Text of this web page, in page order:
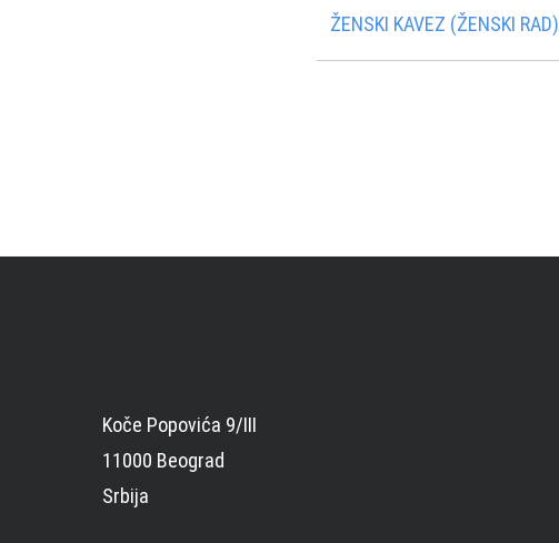
ŽENSKI KAVEZ (ŽENSKI RAD)
Koče Popovića 9/III
11000 Beograd
Srbija